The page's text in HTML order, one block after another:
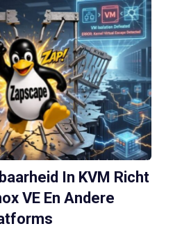
In KVM Richt
VE En Andere